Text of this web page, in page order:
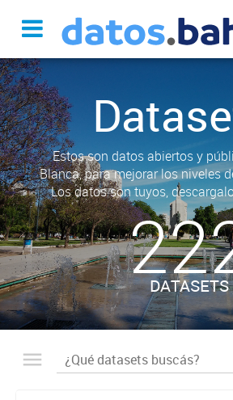
Estos son datos abiertos y
Blanca, para mejorar los niveles
Los datos son tuyos,
DATASETS